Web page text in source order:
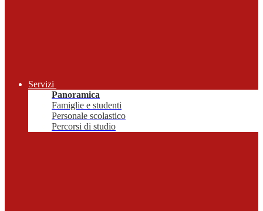
Servizi
Panoramica
Famiglie e studenti
Personale scolastico
Percorsi di studio